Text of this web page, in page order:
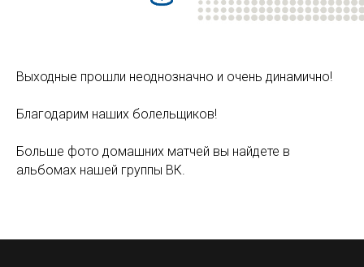
Выходные прошли неоднозначно и очень динамично!
Благодарим наших болельщиков!
Больше фото домашних матчей вы найдете в
альбомах нашей группы ВК.